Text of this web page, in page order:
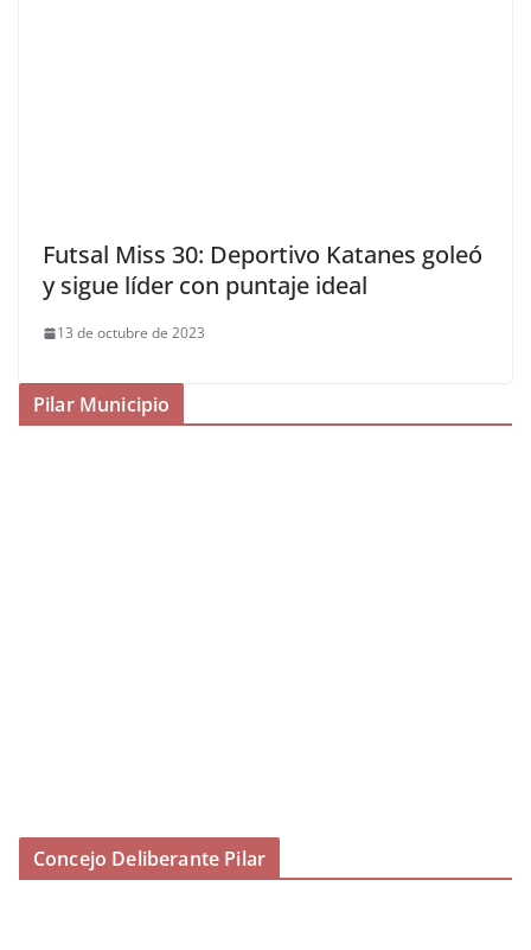
Futsal Miss 30: Deportivo Katanes goleó
y sigue líder con puntaje ideal
13 de octubre de 2023
Pilar Municipio
Concejo Deliberante Pilar